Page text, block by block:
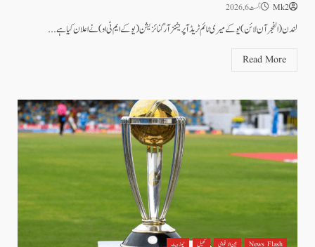
Mk2 اگست 6, 2026
لندن(الفجر آن لائن)یوکے میری ٹائم ٹریڈ آپریشنز آرگنائزیشن (یو کے ایم ٹی او) نے اعلان کیا ہے...
Read More
News Flash بین الاقوامی کھیل نیوز بیٹ